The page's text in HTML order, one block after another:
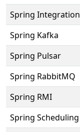
Spring Integration
Spring Kafka
Spring Pulsar
Spring RabbitMQ
Spring RMI
Spring Scheduling